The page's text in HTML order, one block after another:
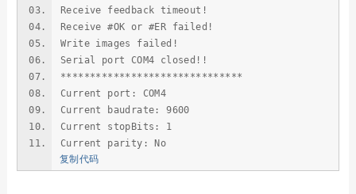
Receive feedback timeout!
Receive #OK or #ER failed!
Write images failed!
Serial port COM4 closed!!
*******************************
Current port: COM4
Current baudrate: 9600
Current stopBits: 1
Current parity: No
复制代码